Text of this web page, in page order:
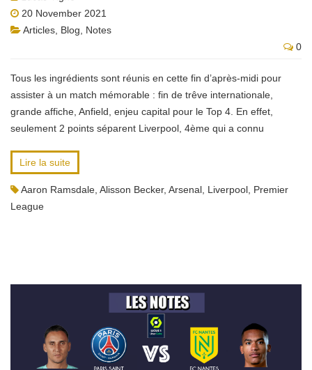
20 November 2021
Articles Blog
Notes
0
Tous les ingrédients sont réunis en cette fin d’après-midi pour
assister à un match mémorable : fin de trêve internationale,
grande affiche, Anfield, enjeu capital pour le Top 4. En effet,
seulement 2 points séparent Liverpool, 4ème qui a connu
Lire la suite
Aaron Ramsdale Alisson Becker, Arsenal Liverpool Premier
League